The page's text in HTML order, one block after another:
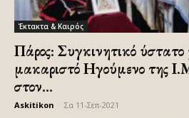
Έκτακτα & Καιρός
Πάρος: Συγκινητικό ύστατο
μακαριστό Ηγούμενο της
στον...
Askitikon Σα 11-Σεπ-2021